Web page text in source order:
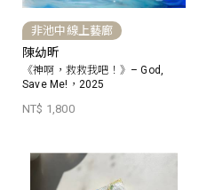
非池中線上藝廊
陳幼昕
《神啊，救救我吧！》– God,
Save Me!，2025
NT$ 1,800